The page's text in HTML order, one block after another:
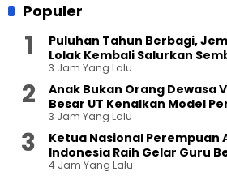
Populer
Puluhan Tahun Berbagi,
Lolak Kembali Salurkan
3 Jam Yang Lalu
Anak Bukan Orang Dewasa
Besar UT Kenalkan Model
3 Jam Yang Lalu
Ketua Nasional Perempuan
Indonesia Raih Gelar Guru
Terbuka
4 Jam Yang Lalu